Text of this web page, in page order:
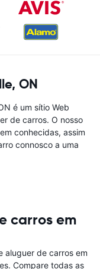
ON
é um sítio Web
de carros. O nosso
conhecidas, assim
connosco a uma
carros em
aluguer de carros em
Compare todas as